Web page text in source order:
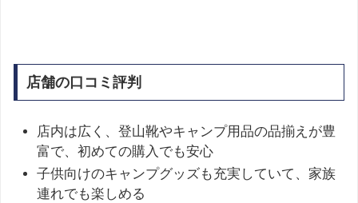
店舗の口コミ評判
店内は広く、登山靴やキャンプ用品の品揃えが豊
富で、初めての購入でも安心
子供向けのキャンプグッズも充実していて、家族
連れでも楽しめる